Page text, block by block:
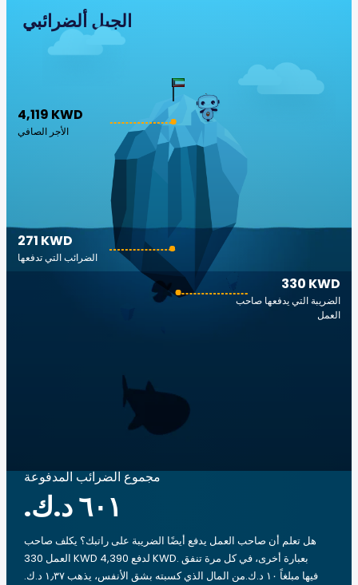
الجبل ألضرائبي
4,119 KWD
الأجر الصافي
330 KWD
الضريبة التي يدفعها صاحب
العمل
271 KWD
الضرائب التي تدفعها
مجموع الضرائب المدفوعة
هل تعلم أن صاحب العمل يدفع أيضًا الضريبة على راتبك؟ يكلف صاحب
العمل 330 KWD لدفع 4,390 KWD. بعبارة أخرى، في كل مرة تنفق
فيها مبلغاً ‏١٠ د.ك.‏من المال الذي كسبته بشق الأنفس، يذهب ‏١٫٣٧ د.ك.‏